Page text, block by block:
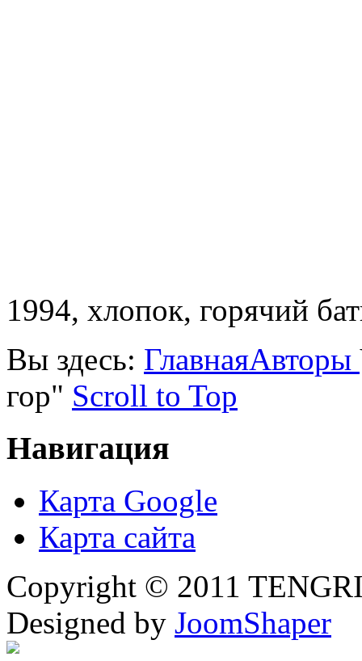
1994, хлопок, горячий
Вы здесь: ГлавнаяАвторы
гор" Scroll to Top
Навигация
Карта Google
Карта сайта
Copyright © 2011
Designed by JoomShaper